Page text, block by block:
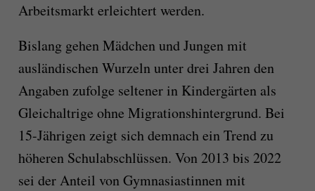
Arbeitsmarkt erleichtert werden.
Bislang gehen Mädchen und Jungen mit
ausländischen Wurzeln unter drei Jahren den
Angaben zufolge seltener in Kindergärten als
Gleichaltrige ohne Migrationshintergrund. Bei
15-Jährigen zeigt sich demnach ein Trend zu
höheren Schulabschlüssen. Von 2013 bis 2022
sei der Anteil von Gymnasiastinnen mit